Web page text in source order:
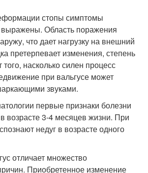
стопы симптомы
Область поражения
что дает нагрузку на внешний
претерпевает изменения, степень
того, насколько силен процесс
при вальгусе может
звуками.
первые признаки болезни
возрасте 3-4 месяцев жизни. При
недуг в возрасте одного
отличает множество
Приобретенное изменение